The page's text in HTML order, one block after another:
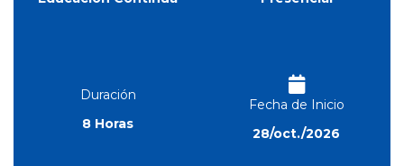
Duración
8 Horas
Fecha de Inicio
28/oct./2026